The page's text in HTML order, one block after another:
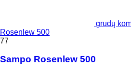
grūdų
Rosenlew 500
77
Sampo Rosenlew 500